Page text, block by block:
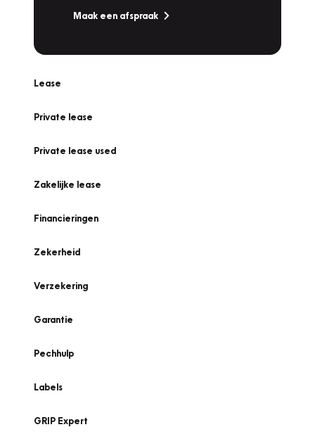
Maak een afspraak
Lease
Private lease
Private lease used
Zakelijke lease
Financieringen
Zekerheid
Verzekering
Garantie
Pechhulp
Labels
GRIP Expert